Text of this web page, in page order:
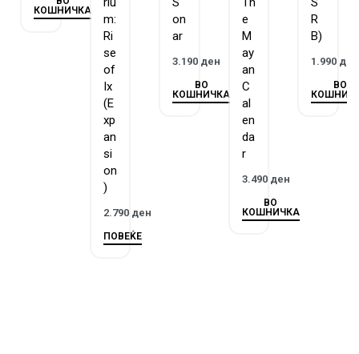
КОШНИЧКА
m:
Ri
se
of
Ix
(E
xp
an
si
on
)
2.790 ден
ПОВЕЌЕ
on
ar
3.190 ден
ВО
КОШНИЧКА
e
M
ay
an
C
al
en
da
r
3.490 ден
ВО
КОШНИЧКА
R
B)
1.990 ден
ВО